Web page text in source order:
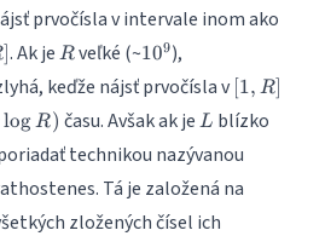
prvočísla v intervale inom ako
]. Ak je R
Rveľké (~10^9
109),
keďže nájsť prvočísla v [1,R]
[1, R]
log R) času. Avšak ak je L
L blízko
technikou nazývanou
Tá je založená na
zložených čísel ich